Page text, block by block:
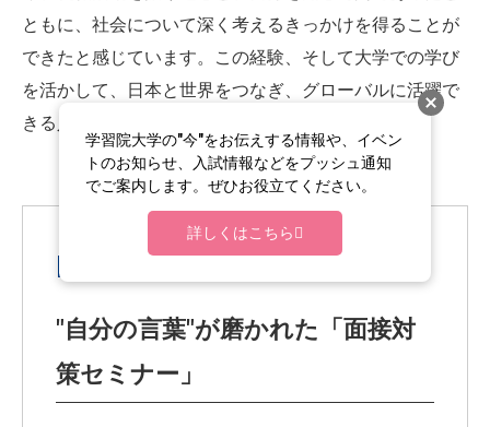
ともに、社会について深く考えるきっかけを得ることが
できたと感じています。この経験、そして大学での学び
を活かして、日本と世界をつなぎ、グローバルに活躍で
きる人材を目指したいと思います。
MY就活
"自分の言葉"が磨かれた「面接対
策セミナー」
学習院大学の"今"をお伝えする情報や、イベン
トのお知らせ、入試情報などをプッシュ通知
でご案内します。ぜひお役立てください。
詳しくはこちら